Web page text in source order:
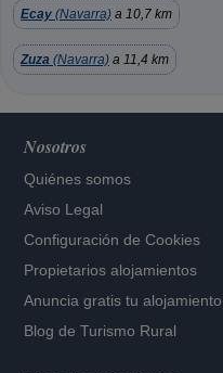
Ecay (Navarra) a 10,7 km
Zuza (Navarra) a 11,4 km
Nosotros
Quiénes somos
Aviso Legal
Configuración de Cookies
Propietarios alojamientos
Anuncia gratis tu alojamiento
Blog de Turismo Rural